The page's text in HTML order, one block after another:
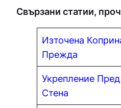
Свързани статии,
Източена
Прежда
Укрепление
Стена